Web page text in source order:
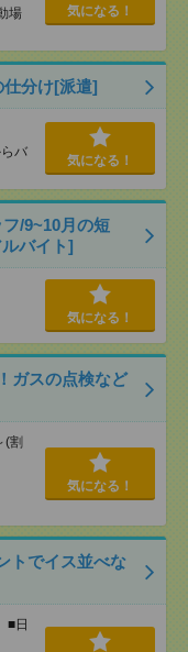
場
気になる！
仕分け[派遣]
バ
気になる！
/9~10月の短
バイト]
気になる！
ガスの点検など
(割
気になる！
トでイス並べな
■日